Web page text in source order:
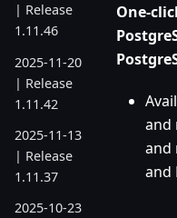
| Release
1.11.46
2025-11-20
| Release
1.11.42
2025-11-13
| Release
1.11.37
2025-10-23
One-
and
and
and